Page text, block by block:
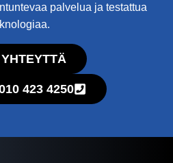
palvelua ja testattua
423 4250